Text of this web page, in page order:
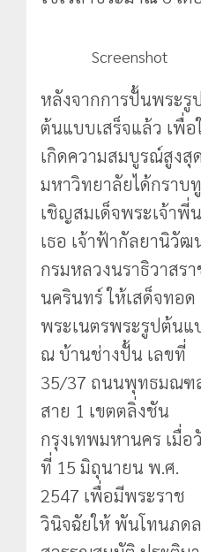
Screenshot
หลังจากการปั้นพระรูป
ต้นแบบเสร็จแล้ว เพื่อ
เกิดความสมบูรณ์สูงสุด
มหาวิทยาลัยได้กราบ
เชิญสมเด็จพระเจ้าพี่
เธอ เจ้าฟ้ากัลยานิวัฒ
กรมหลวงนราธิวาสร
นครินทร์ ให้เสด็จทอด
พระเนตรพระรูปต้นแ
ณ บ้านช่างปั้น เลขที่
35/37 ถนนพุทธมณฑ
สาย 1 เขตตลิ่งชัน
กรุงเทพมหานคร เมื่อ
ที่ 15 มิถุนายน พ.ศ.
2547 เพื่อมีพระราช
วินิจฉัยให้ พันโทนภดล